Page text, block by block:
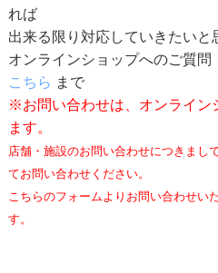
れば
出来る限り対応していきたいと
オンラインショップへのご質
こちら まで
※お問い合わせは、オンライン
ます。
店舗・施設のお問い合わせにつきまし
てお問い合わせください。
こちらのフォームよりお問い合わせい
す。